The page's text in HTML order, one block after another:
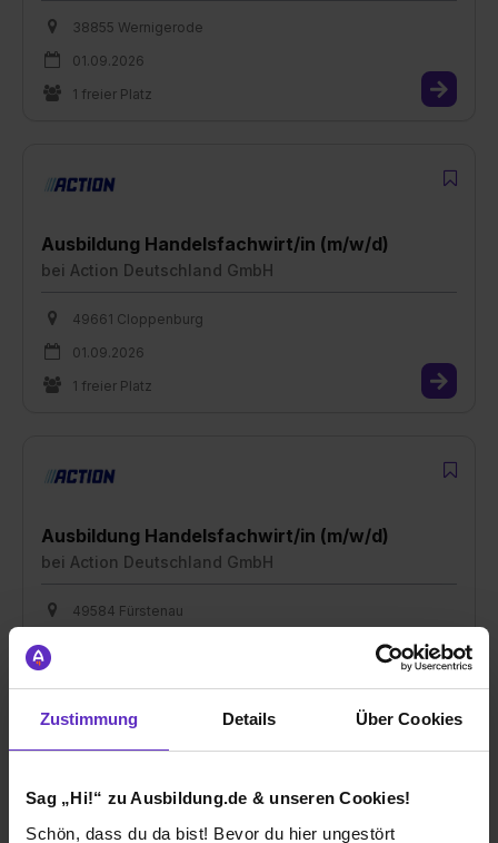
Zustimmung Details Über Cookies
Sag „Hi!“ zu Ausbildung.de & unseren Cookies!
Schön, dass du da bist! Bevor du hier ungestört
38855 Wernigerode
01.09.2026
1 freier Platz
Ausbildung Handelsfachwirt/in (m/w/d)
bei Action Deutschland GmbH
49661 Cloppenburg
01.09.2026
1 freier Platz
Ausbildung Handelsfachwirt/in (m/w/d)
bei Action Deutschland GmbH
49584 Fürstenau
Ausbildung Handelsfachwirt/in (m/w/d)